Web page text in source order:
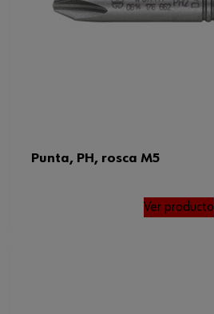
Punta, PH, rosca M5
Ver producto